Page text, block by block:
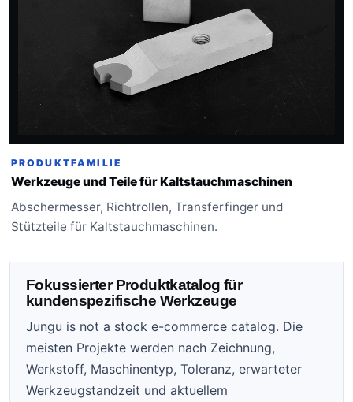
PRODUKTFAMILIE
Werkzeuge und Teile für Kaltstauchmaschinen
Abschermesser, Richtrollen, Transferfinger und
Stützteile für Kaltstauchmaschinen.
Fokussierter Produktkatalog für
kundenspezifische Werkzeuge
Jungu is not a stock e-commerce catalog. Die
meisten Projekte werden nach Zeichnung,
Werkstoff, Maschinentyp, Toleranz, erwarteter
Werkzeugstandzeit und aktuellem